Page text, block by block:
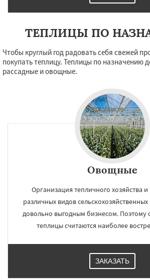
ТЕПЛИЦЫ ПО
Чтобы круглый год радовать себя свежей
покупать теплицу. Теплицы по назначению
рассадные и овощные.
Овощные
Организация тепличного хозяйства
различных видов сельскохозяйственных
довольно выгодным бизнесом. Поэтому
теплицы считаются наиболее
ЗАКАЗАТЬ